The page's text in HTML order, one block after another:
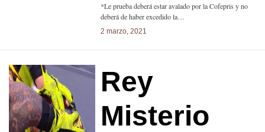
*Le prueba deberá estar avalado por la Cofepris y no
deberá de haber excedido la…
2 marzo, 2021
Rey
Misterio